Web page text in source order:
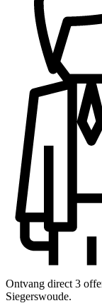
Ontvang direct 3
Siegerswoude.